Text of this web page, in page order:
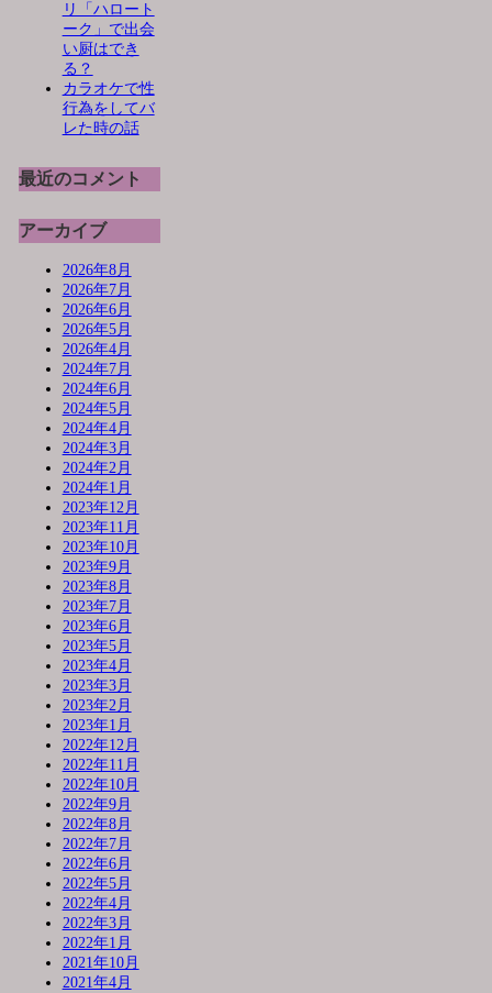
リ「ハロート
ーク」で出会
い厨はでき
る？
カラオケで性
行為をしてバ
レた時の話
最近のコメント
アーカイブ
2026年8月
2026年7月
2026年6月
2026年5月
2026年4月
2024年7月
2024年6月
2024年5月
2024年4月
2024年3月
2024年2月
2024年1月
2023年12月
2023年11月
2023年10月
2023年9月
2023年8月
2023年7月
2023年6月
2023年5月
2023年4月
2023年3月
2023年2月
2023年1月
2022年12月
2022年11月
2022年10月
2022年9月
2022年8月
2022年7月
2022年6月
2022年5月
2022年4月
2022年3月
2022年1月
2021年10月
2021年4月